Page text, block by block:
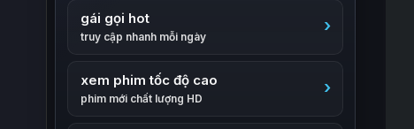
gái gọi hot
truy cập nhanh mỗi ngày
xem phim tốc độ cao
phim mới chất lượng HD